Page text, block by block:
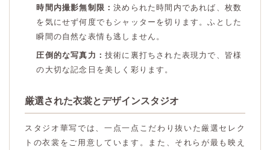
時間内撮影無制限：決められた時間内であれば、枚数
を気にせず何度でもシャッターを切ります。ふとした
瞬間の自然な表情も逃しません。
圧倒的な写真力：技術に裏打ちされた表現力で、皆様
の大切な記念日を美しく彩ります。
厳選された衣裳とデザインスタジオ
スタジオ華写では、一点一点こだわり抜いた厳選セレク
トの衣裳をご用意しています。また、それらが最も映え